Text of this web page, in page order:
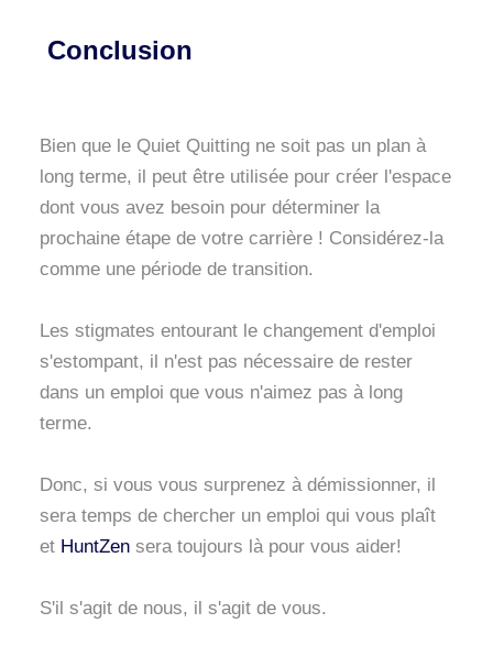
Conclusion
Bien que le Quiet Quitting ne soit pas un plan à
long terme, il peut être utilisée pour créer l'espace
dont vous avez besoin pour déterminer la
prochaine étape de votre carrière ! Considérez-la
comme une période de transition.
Les stigmates entourant le changement d'emploi
s'estompant, il n'est pas nécessaire de rester
dans un emploi que vous n'aimez pas à long
terme.
Donc, si vous vous surprenez à démissionner, il
sera temps de chercher un emploi qui vous plaît
et HuntZen sera toujours là pour vous aider!
S'il s'agit de nous, il s'agit de vous.